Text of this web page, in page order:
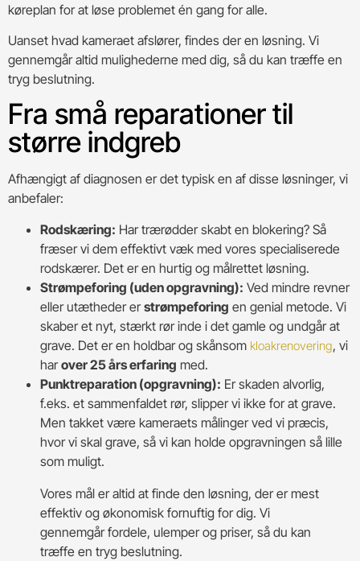
køreplan for at løse problemet én gang for alle.
Uanset hvad kameraet afslører, findes der en løsning. Vi
gennemgår altid mulighederne med dig, så du kan træffe en
tryg beslutning.
Fra små reparationer til
større indgreb
Afhængigt af diagnosen er det typisk en af disse løsninger, vi
anbefaler:
Rodskæring: Har trærødder skabt en blokering? Så
fræser vi dem effektivt væk med vores specialiserede
rodskærer. Det er en hurtig og målrettet løsning.
Strømpeforing (uden opgravning): Ved mindre revner
eller utætheder erstrømpeforing en genial metode. Vi
skaber et nyt, stærkt rør inde i det gamle og undgår at
grave. Det er en holdbar og skånsom kloakrenovering, vi
harover 25 års erfaring med.
Punktreparation (opgravning): Er skaden alvorlig,
f.eks. et sammenfaldet rør, slipper vi ikke for at grave.
Men takket være kameraets målinger ved vi præcis,
hvor vi skal grave, så vi kan holde opgravningen så lille
som muligt.
Vores mål er altid at finde den løsning, der er mest
effektiv og økonomisk fornuftig for dig. Vi
gennemgår fordele, ulemper og priser, så du kan
træffe en tryg beslutning.